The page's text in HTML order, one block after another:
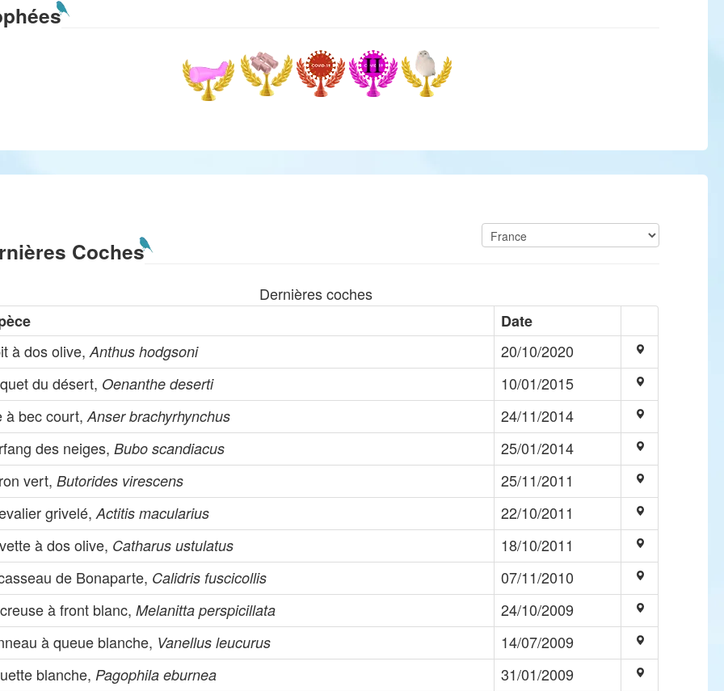
Coches
Dernières coches
Date
à dos olive,Anthus hodgsoni
20/10/2020
du désert, Oenanthe deserti
10/01/2015
à bec court,Anser brachyrhynchus
24/11/2014
des neiges,Bubo scandiacus
25/01/2014
vert,Butorides virescens
25/11/2011
grivelé,Actitis macularius
22/10/2011
à dos olive, Catharus ustulatus
18/10/2011
de Bonaparte, Calidris fuscicollis
07/11/2010
à front blanc,Melanitta perspicillata
24/10/2009
à queue blanche, Vanellus leucurus
14/07/2009
blanche, Pagophila eburnea
31/01/2009